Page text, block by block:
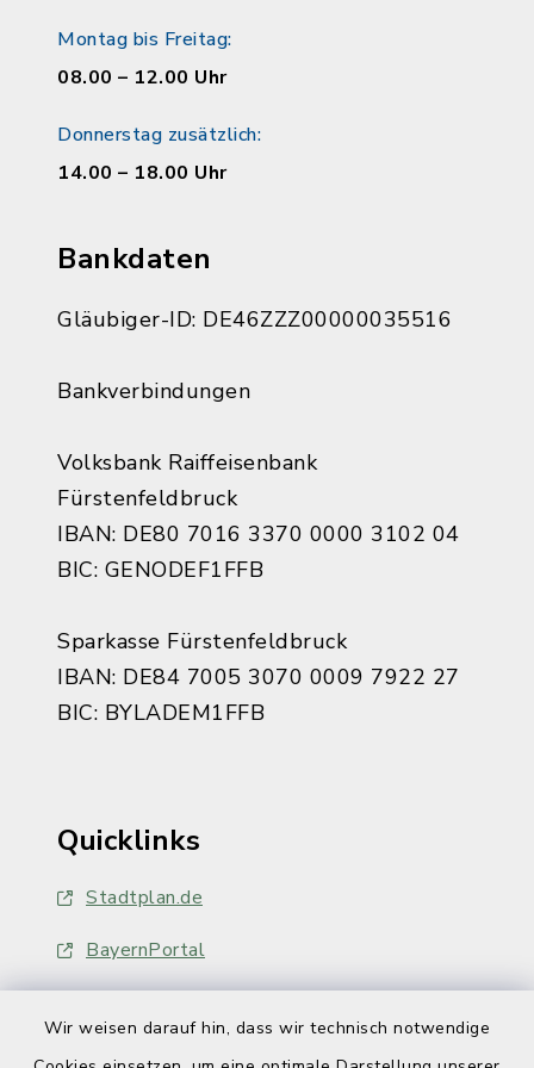
Wir weisen darauf hin, dass wir technisch notwendige
Montag bis Freitag:
08.00 – 12.00 Uhr
Donnerstag zusätzlich:
14.00 – 18.00 Uhr
Bankdaten
Gläubiger-ID: DE46ZZZ00000035516
Bankverbindungen
Volksbank Raiffeisenbank
Fürstenfeldbruck
IBAN: DE80 7016 3370 0000 3102 04
BIC: GENODEF1FFB
Sparkasse Fürstenfeldbruck
IBAN: DE84 7005 3070 0009 7922 27
BIC: BYLADEM1FFB
Quicklinks
Stadtplan.de
BayernPortal